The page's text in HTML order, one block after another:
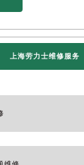
上海劳力士维修服务